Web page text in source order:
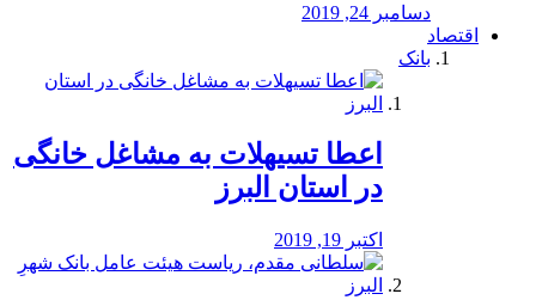
دسامبر 24, 2019
اقتصاد
بانک
️اعطا تسیهلات به مشاغل خانگی
در استان البرز
اکتبر 19, 2019